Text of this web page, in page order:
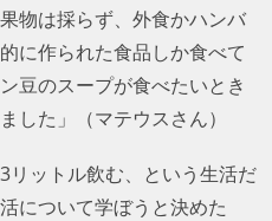
物は採らず、外食かハンバ
に作られた食品しか食べて
豆のスープが食べたいとき
した」（マテウスさん）
リットル飲む、という生活だ
について学ぼうと決めた